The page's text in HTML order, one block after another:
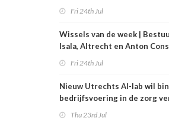
Fri 24th Jul
Wissels van de week |
Isala, Altrecht en Anton
Fri 24th Jul
Nieuw Utrechts AI-lab wil
bedrijfsvoering in de zorg
Thu 23rd Jul